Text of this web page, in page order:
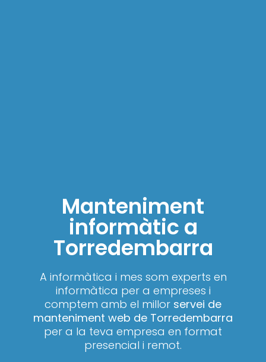
Manteniment
informàtic a
Torredembarra
A informàtica i mes som experts en
informàtica per a empreses i
comptem amb el millor servei de
manteniment web de Torredembarra
per a la teva empresa en format
presencial i remot.